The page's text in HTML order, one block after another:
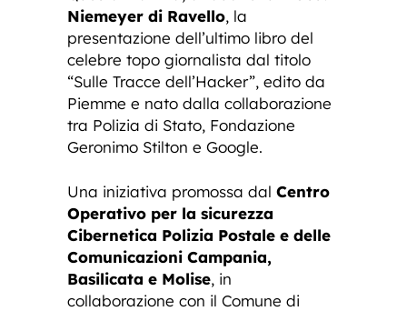
Niemeyer di Ravello, la
presentazione dell’ultimo libro del
celebre topo giornalista dal titolo
“Sulle Tracce dell’Hacker”, edito da
Piemme e nato dalla collaborazione
tra Polizia di Stato, Fondazione
Geronimo Stilton e Google.
Una iniziativa promossa dal Centro
Operativo per la sicurezza
Cibernetica Polizia Postale e delle
Comunicazioni Campania,
Basilicata e Molise, in
collaborazione con il Comune di